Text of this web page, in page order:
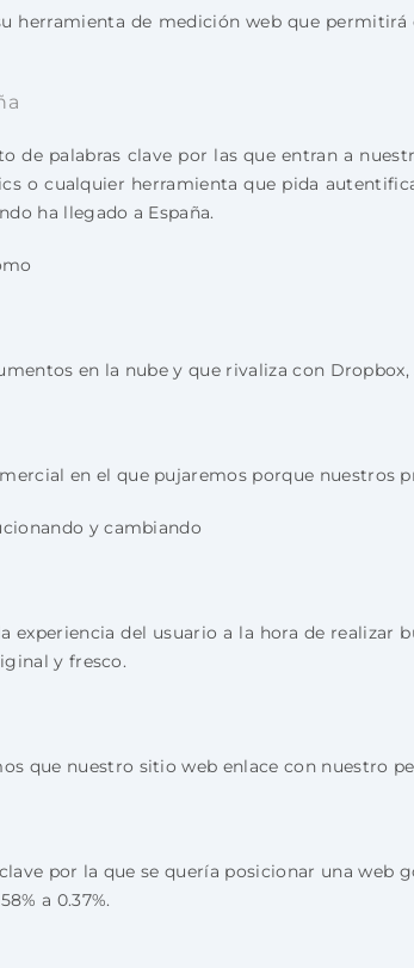
herramienta de medición web que
de palabras clave por las que entran a
o cualquier herramienta que pida
ha llegado a España.
en la nube y que rivaliza con Dropbox,
en el que pujaremos porque nuestros
y cambiando
del usuario a la hora de realizar
y fresco.
que nuestro sitio web enlace con nuestro
por la que se quería posicionar una web
a 0.37%.